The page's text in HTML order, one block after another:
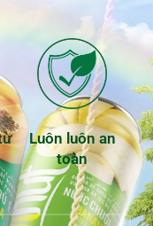
Luôn luôn an
toàn